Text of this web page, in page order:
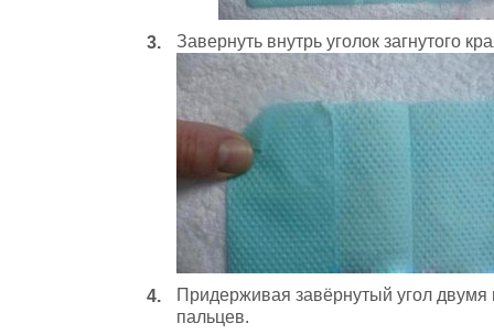
Завернуть внутрь уголок загнутого
Придерживая завёрнутый угол двумя
пальцев.